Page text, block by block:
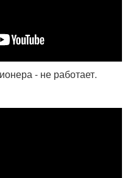
- не работает.